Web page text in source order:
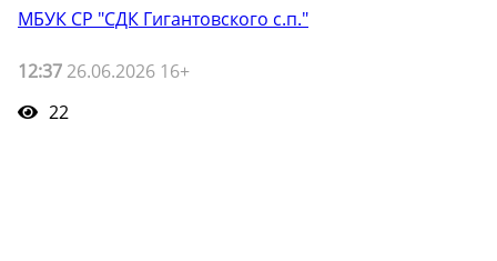
МБУК СР "СДК Гигантовского с.п."
12:37 26.06.2026 16+
22